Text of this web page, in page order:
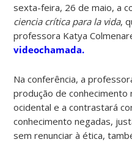
sexta-feira, 26 de maio, a
ciencia crítica para la vida,
professora Katya
videochamada.
Na conferência, a
produção de conhecimento
ocidental e a contrastará
conhecimento negadas,
sem renunciar à ética,